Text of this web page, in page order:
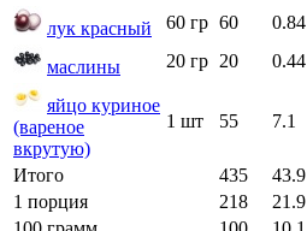
лук красный 60 гр 60 0.84
маслины 20 гр 20 0.44
яйцо куриное
(вареное
вкрутую)
1 шт 55 7.1
Итого 435 43.9
1 порция
218 21.9